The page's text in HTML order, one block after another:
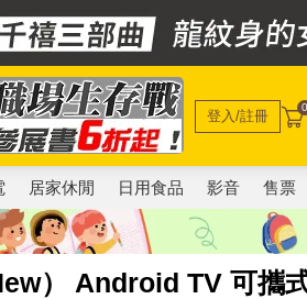
登入/註冊 0
居家休閒 日用食品 影音 售票
） Android TV 可攜